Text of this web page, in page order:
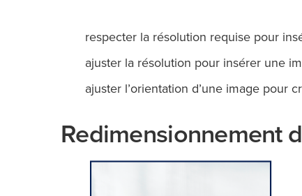
respecter la résolution requise pour
ajuster la résolution pour insérer une
ajuster l’orientation d’une image pour
Redimensionnement